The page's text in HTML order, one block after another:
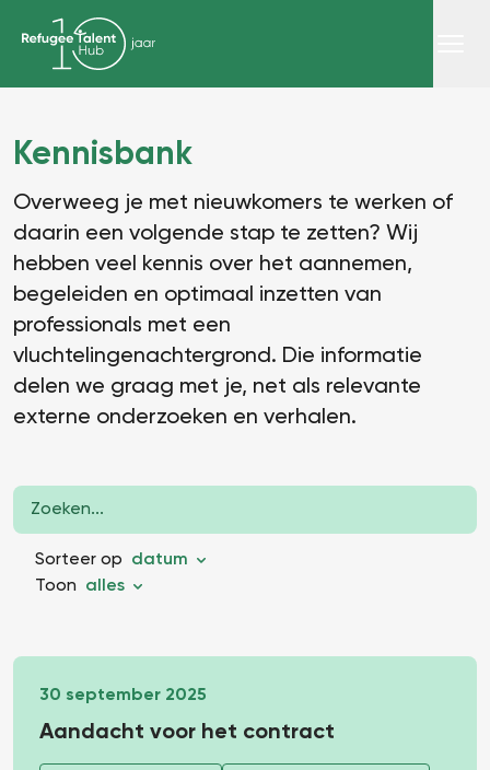
Kennisbank
Overweeg je met nieuwkomers te werken of
daarin een volgende stap te zetten? Wij
hebben veel kennis over het aannemen,
begeleiden en optimaal inzetten van
professionals met een
vluchtelingenachtergrond. Die informatie
delen we graag met je, net als relevante
externe onderzoeken en verhalen.
Sorteer op datum
Toon alles
30 september 2025
Aandacht voor het contract